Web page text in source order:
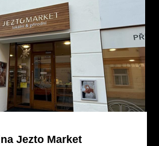
Jezto Market